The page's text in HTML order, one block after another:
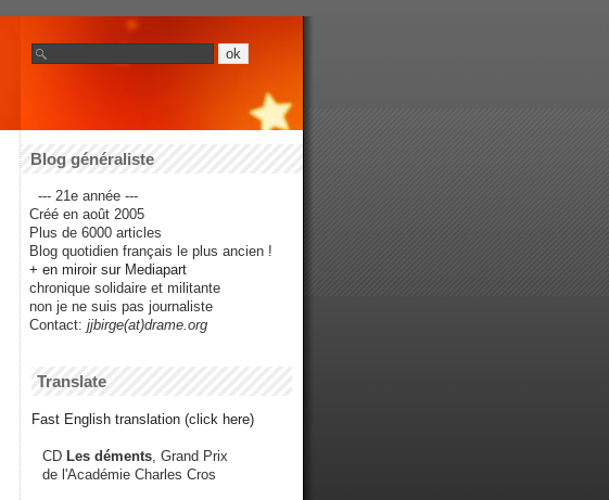
Blog généraliste
--- 21e année ---
Créé en août 2005
Plus de 6000 articles
Blog quotidien français le plus ancien !
+ en miroir sur Mediapart
chronique solidaire et militante
non je ne suis pas journaliste
Contact: jjbirge(at)drame.org
Translate
Fast English translation (click here)
CD Les déments , Grand Prix
de l'Académie Charles Cros